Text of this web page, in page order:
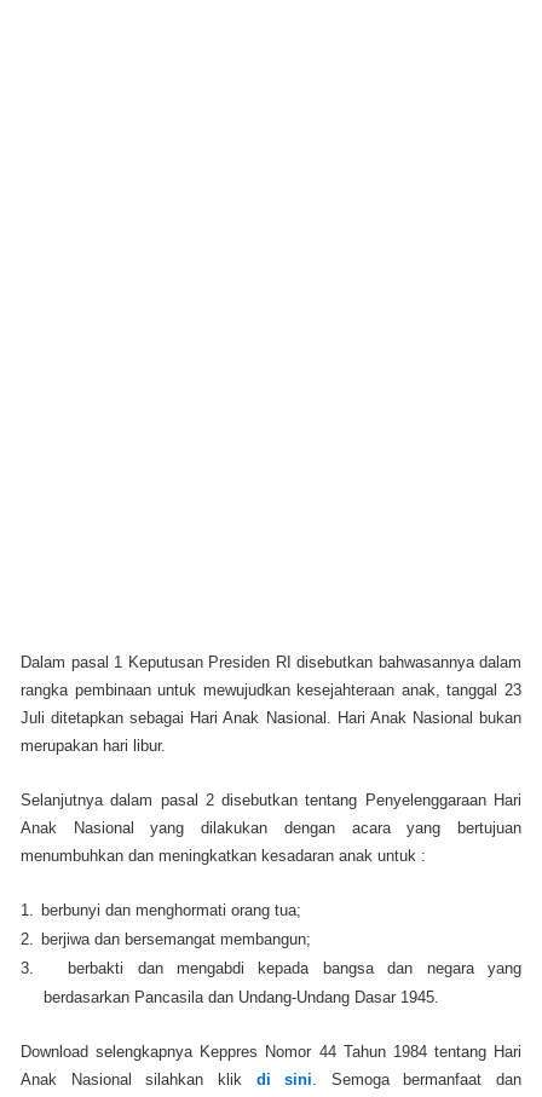
Dalam pasal 1 Keputusan Presiden RI disebutkan bahwasannya dalam
rangka pembinaan untuk mewujudkan kesejahteraan anak, tanggal 23
Juli ditetapkan sebagai Hari Anak Nasional. Hari Anak Nasional bukan
merupakan hari libur.
Selanjutnya dalam pasal 2 disebutkan tentang Penyelenggaraan Hari
Anak Nasional yang dilakukan dengan acara yang bertujuan
menumbuhkan dan meningkatkan kesadaran anak untuk :
1.
berbunyi dan menghormati orang tua;
2.
berjiwa dan bersemangat membangun;
3.
berbakti dan mengabdi kepada bangsa dan negara yang
berdasarkan Pancasila dan Undang-Undang Dasar 1945.
Download selengkapnya Keppres Nomor 44 Tahun 1984 tentang Hari
Anak Nasional silahkan klik di sini . Semoga bermanfaat dan